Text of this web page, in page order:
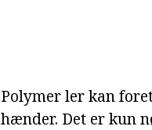
Polymer ler kan
hænder. Det er kun